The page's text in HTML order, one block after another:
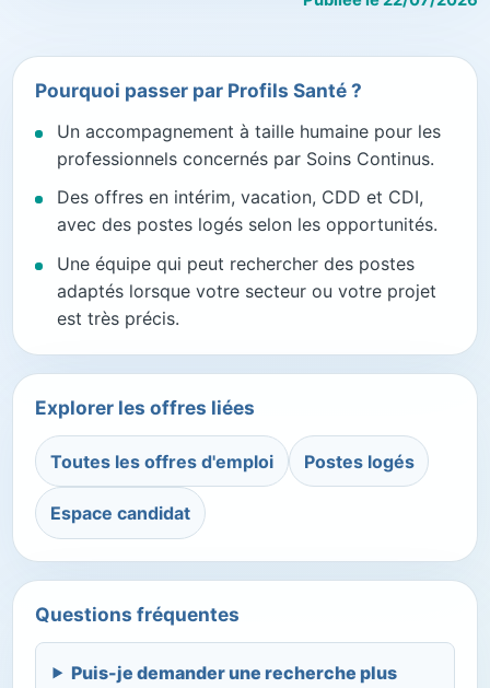
Pourquoi passer par Profils Santé ?
Un accompagnement à taille humaine pour les
professionnels concernés par Soins Continus.
Des offres en intérim, vacation, CDD et CDI,
avec des postes logés selon les opportunités.
Une équipe qui peut rechercher des postes
adaptés lorsque votre secteur ou votre projet
est très précis.
Explorer les offres liées
Toutes les offres d'emploi Postes logés
Espace candidat
Questions fréquentes
Puis-je demander une recherche plus